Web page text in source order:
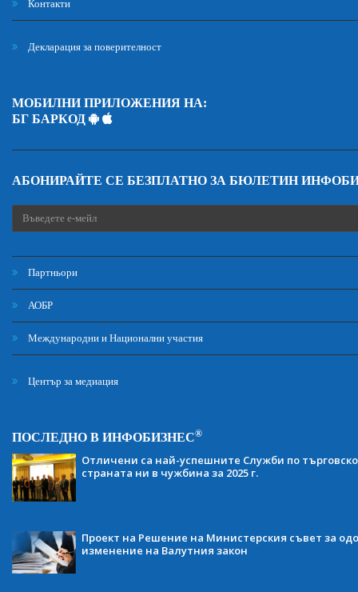
Контакти
Декларация за поверителност
МОБИЛНИ ПРИЛОЖЕНИЯ НА:
БГ БАРКОД
АБОНИРАЙТЕ СЕ БЕЗПЛАТНО ЗА БЮЛЕТИН
Партньори
АОБР
Международни и Национални участия
Център за медиация
ПОСЛЕДНО В ИНФОБИЗНЕС®
Отличени са най-успешните Служби по
страната ни в чужбина за 2025 г.
Проект на Решение на Министерския съвет за
изменение на Валутния закон